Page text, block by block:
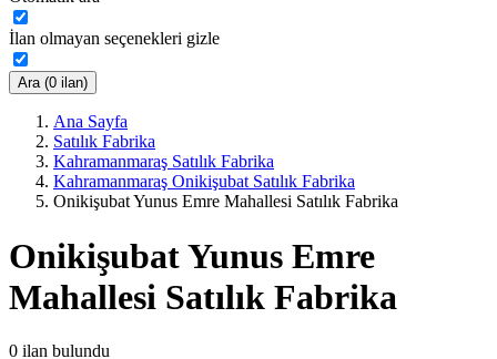
İlan olmayan seçenekleri gizle
Ara (0 ilan)
Ana Sayfa
Satılık Fabrika
Kahramanmaraş Satılık Fabrika
Kahramanmaraş Onikişubat Satılık Fabrika
Onikişubat Yunus Emre Mahallesi Satılık Fabrika
Onikişubat Yunus Emre
Mahallesi Satılık Fabrika
0 ilan bulundu